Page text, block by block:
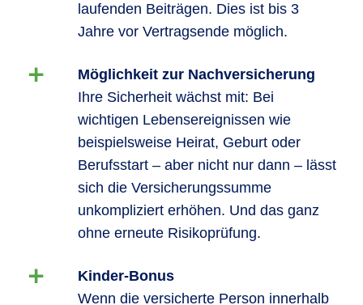
laufenden Beiträgen. Dies ist bis 3
Jahre vor Vertragsende möglich.
Möglichkeit zur Nachversicherung
Ihre Sicherheit wächst mit: Bei
wichtigen Lebensereignissen wie
beispielsweise Heirat, Geburt oder
Berufsstart – aber nicht nur dann – lässt
sich die Versicherungssumme
unkompliziert erhöhen. Und das ganz
ohne erneute Risikoprüfung.
Kinder-Bonus
Wenn die versicherte Person innerhalb